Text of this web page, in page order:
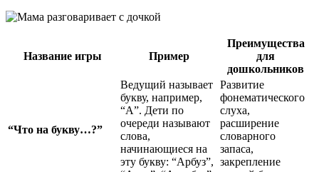
Название игры Пример
Преимущества
для
дошкольников
“Что на букву…?”
Ведущий называет
букву, например,
“А”. Дети по
очереди называют
слова,
начинающиеся на
эту букву: “Арбуз”,
Развитие
фонематического
слуха,
расширение
словарного
запаса,
закрепление